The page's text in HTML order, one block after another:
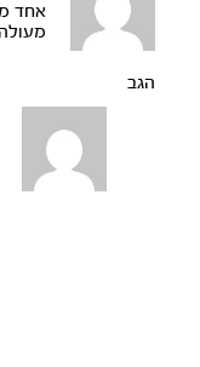
אחד
הגב